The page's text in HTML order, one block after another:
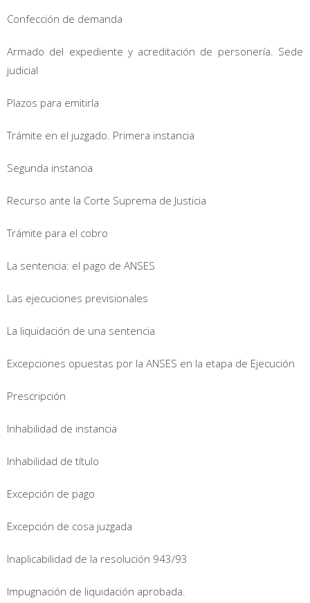
Confección de demanda
Armado del expediente y acreditación de personería. Sede
judicial
Plazos para emitirla
Trámite en el juzgado. Primera instancia
Segunda instancia
Recurso ante la Corte Suprema de Justicia
Trámite para el cobro
La sentencia: el pago de ANSES
Las ejecuciones previsionales
La liquidación de una sentencia
Excepciones opuestas por la ANSES en la etapa de Ejecución
Prescripción
Inhabilidad de instancia
Inhabilidad de título
Excepción de pago
Excepción de cosa juzgada
Inaplicabilidad de la resolución 943/93
Impugnación de liquidación aprobada.